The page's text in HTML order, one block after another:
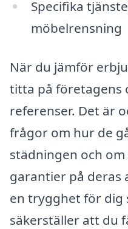
Specifika
möbelrensning
När du jämför
titta på företagens
referenser. Det är
frågor om hur de
städningen och
garantier på deras
en trygghet för dig
säkerställer att du